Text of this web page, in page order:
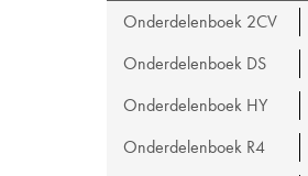
Onderdelenboek 2CV
Onderdelenboek DS
Onderdelenboek HY
Onderdelenboek R4